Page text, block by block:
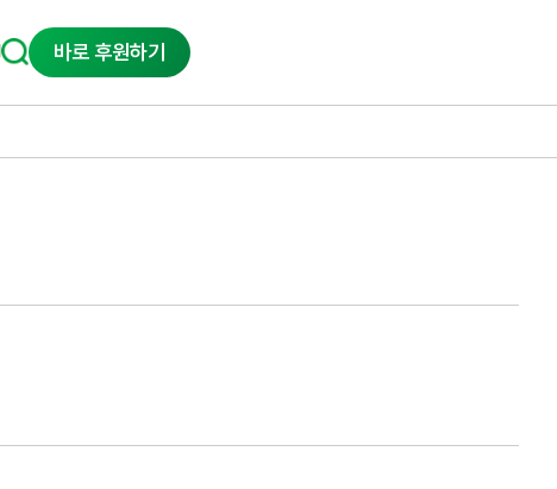
바로 후원하기